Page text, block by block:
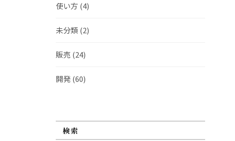
使い方 (4)
未分類 (2)
販売 (24)
開発(60)
検索